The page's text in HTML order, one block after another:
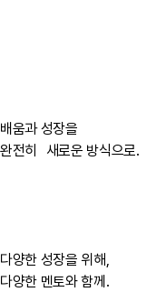
배움과 성장을
완전히 새로운 방식으로.
다양한 성장을 위해,
다양한 멘토와 함께.